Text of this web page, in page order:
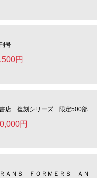
号
円
店 復刻シリーズ 限定500部
円
ＡＮＳ ＦＯＲＭＥＲＳ ＡＮ